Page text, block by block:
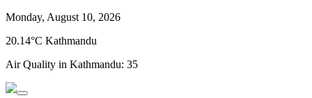
Monday, August 10, 2026
20.14°C Kathmandu
Air Quality in Kathmandu: 35